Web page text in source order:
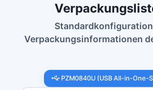
Verpackungsinformationen
PZM0840U (USB All-in-One-